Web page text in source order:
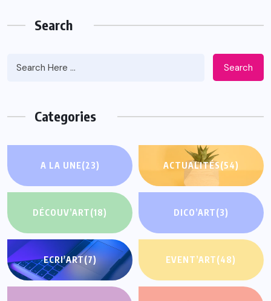
Search
Search
Categories
A LA UNE(23) ACTUALITÉS(54)
DÉCOUV’ART(18) DICO’ART(3)
ECRI'ART(7) EVENT’ART(48)